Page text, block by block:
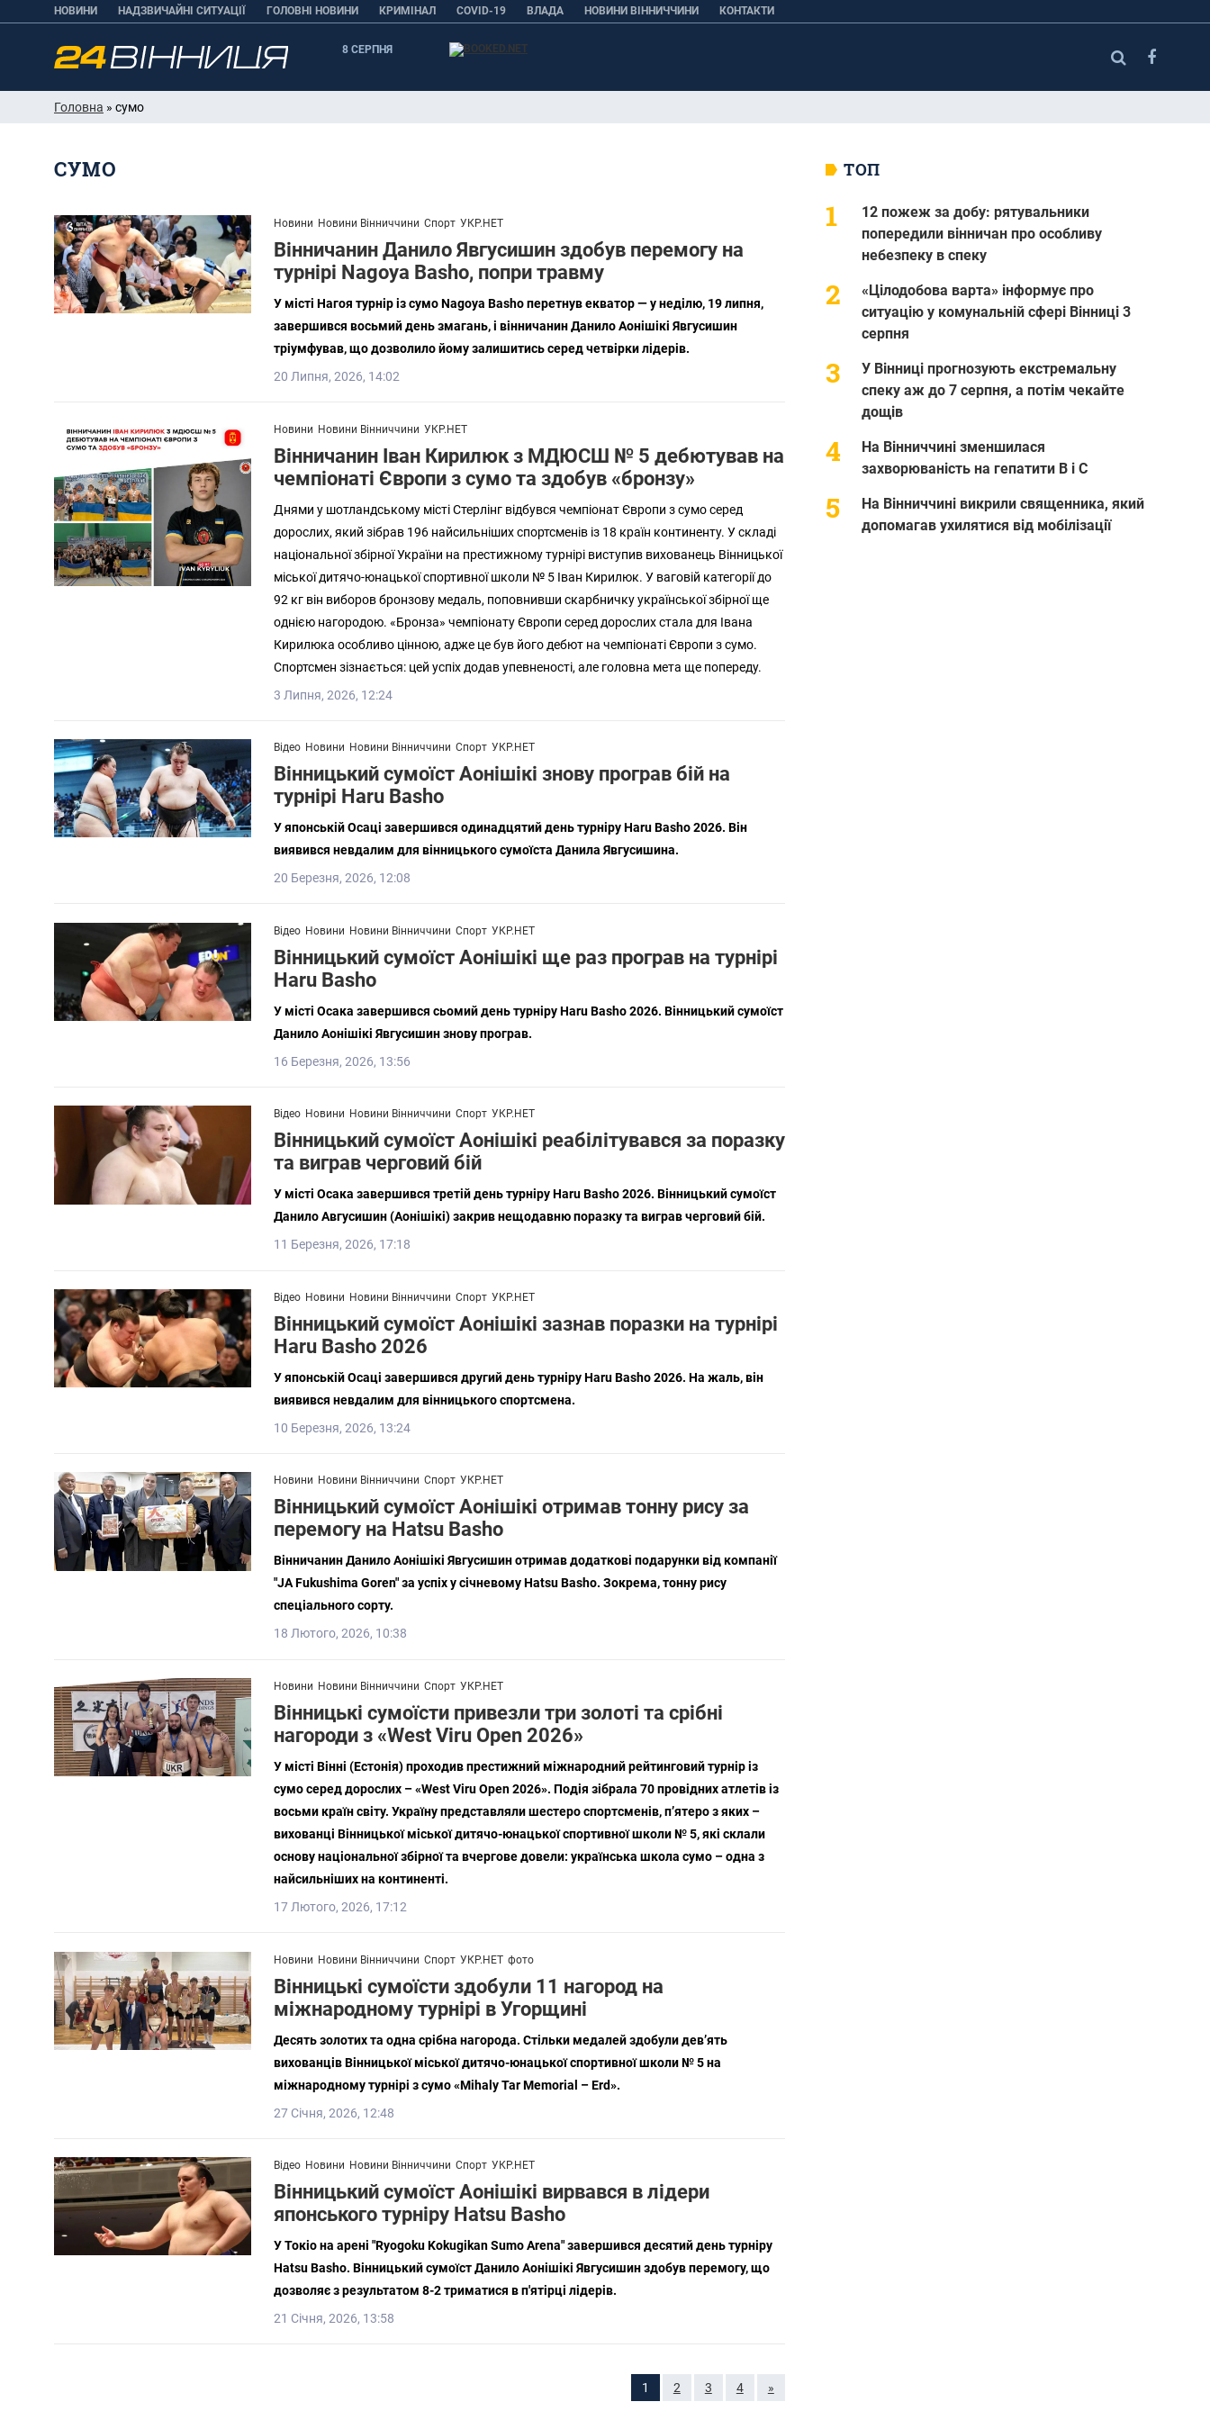
НОВИНИ НАДЗВИЧАЙНІ СИТУАЦІЇ ГОЛОВНІ НОВИНИ КРИМІНАЛ COVID-19 ВЛАДА НОВИНИ ВІННИЧЧИНИ КОНТАКТИ
8 СЕРПНЯ
Головна » сумо
СУМО
Новини Новини Вінниччини Спорт УКР.НЕТ
Вінничанин Данило Явгусишин здобув перемогу на
турнірі Nagoya Basho, попри травму
У місті Нагоя турнір із сумо Nagoya Basho перетнув екватор — у неділю, 19 липня,
завершився восьмий день змагань, і вінничанин Данило Аонішікі Явгусишин
тріумфував, що дозволило йому залишитись серед четвірки лідерів.
20 Липня, 2026, 14:02
Новини Новини Вінниччини УКР.НЕТ
Вінничанин Іван Кирилюк з МДЮСШ № 5 дебютував на
чемпіонаті Європи з сумо та здобув «бронзу»
Днями у шотландському місті Стерлінг відбувся чемпіонат Європи з сумо серед
дорослих, який зібрав 196 найсильніших спортсменів із 18 країн континенту. У складі
національної збірної України на престижному турнірі виступив вихованець Вінницької
міської дитячо-юнацької спортивної школи № 5 Іван Кирилюк. У ваговій категорії до
92 кг він виборов бронзову медаль, поповнивши скарбничку української збірної ще
однією нагородою. «Бронза» чемпіонату Європи серед дорослих стала для Івана
Кирилюка особливо цінною, адже це був його дебют на чемпіонаті Європи з сумо.
Спортсмен зізнається: цей успіх додав упевненості, але головна мета ще попереду.
3 Липня, 2026, 12:24
Відео Новини Новини Вінниччини Спорт УКР.НЕТ
Вінницький сумоїст Аонішікі знову програв бій на
турнірі Haru Basho
У японській Осаці завершився одинадцятий день турніру Haru Basho 2026. Він
виявився невдалим для вінницького сумоїста Данила Явгусишина.
20 Березня, 2026, 12:08
Відео Новини Новини Вінниччини Спорт УКР.НЕТ
Вінницький сумоїст Аонішікі ще раз програв на турнірі
Haru Basho
У місті Осака завершився сьомий день турніру Haru Basho 2026. Вінницький сумоїст
Данило Аонішікі Явгусишин знову програв.
16 Березня, 2026, 13:56
Відео Новини Новини Вінниччини Спорт УКР.НЕТ
Вінницький сумоїст Аонішікі реабілітувався за поразку
та виграв черговий бій
У місті Осака завершився третій день турніру Haru Basho 2026. Вінницький сумоїст
Данило Авгусишин (Аонішікі) закрив нещодавню поразку та виграв черговий бій.
11 Березня, 2026, 17:18
Відео Новини Новини Вінниччини Спорт УКР.НЕТ
Вінницький сумоїст Аонішікі зазнав поразки на турнірі
Haru Basho 2026
У японській Осаці завершився другий день турніру Haru Basho 2026. На жаль, він
виявився невдалим для вінницького спортсмена.
10 Березня, 2026, 13:24
Новини Новини Вінниччини Спорт УКР.НЕТ
Вінницький сумоїст Аонішікі отримав тонну рису за
перемогу на Hatsu Basho
Вінничанин Данило Аонішікі Явгусишин отримав додаткові подарунки від компанії
"JA Fukushima Goren" за успіх у січневому Hatsu Basho. Зокрема, тонну рису
спеціального сорту.
18 Лютого, 2026, 10:38
Новини Новини Вінниччини Спорт УКР.НЕТ
Вінницькі сумоїсти привезли три золоті та срібні
нагороди з «West Viru Open 2026»
У місті Вінні (Естонія) проходив престижний міжнародний рейтинговий турнір із
сумо серед дорослих – «West Viru Open 2026». Подія зібрала 70 провідних атлетів із
восьми країн світу. Україну представляли шестеро спортсменів, п’ятеро з яких –
вихованці Вінницької міської дитячо-юнацької спортивної школи № 5, які склали
основу національної збірної та вчергове довели: українська школа сумо – одна з
найсильніших на континенті.
17 Лютого, 2026, 17:12
Новини Новини Вінниччини Спорт УКР.НЕТ фото
Вінницькі сумоїсти здобули 11 нагород на
міжнародному турнірі в Угорщині
Десять золотих та одна срібна нагорода. Стільки медалей здобули дев’ять
вихованців Вінницької міської дитячо-юнацької спортивної школи № 5 на
міжнародному турнірі з сумо «Mihaly Tar Memorial – Erd».
27 Січня, 2026, 12:48
Відео Новини Новини Вінниччини Спорт УКР.НЕТ
Вінницький сумоїст Аонішікі вирвався в лідери
японського турніру Hatsu Basho
У Токіо на арені "Ryogoku Kokugikan Sumo Arena" завершився десятий день турніру
Hatsu Basho. Вінницький сумоїст Данило Аонішікі Явгусишин здобув перемогу, що
дозволяє з результатом 8-2 триматися в п'ятірці лідерів.
21 Січня, 2026, 13:58
1 2 3 4 »
ТОП
12 пожеж за добу: рятувальники
попередили вінничан про особливу
небезпеку в спеку
«Цілодобова варта» інформує про
ситуацію у комунальній сфері Вінниці 3
серпня
У Вінниці прогнозують екстремальну
спеку аж до 7 серпня, а потім чекайте
дощів
На Вінниччині зменшилася
захворюваність на гепатити В і С
На Вінниччині викрили священника, який
допомагав ухилятися від мобілізації